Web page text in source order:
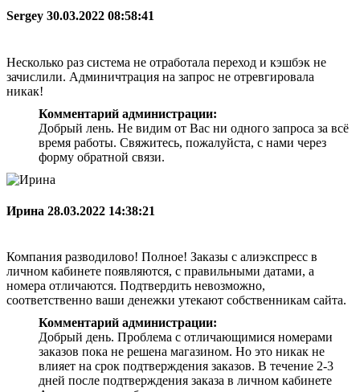
Sergey 30.03.2022 08:58:41
Несколько раз система не отработала переход и кэшбэк не
зачислили. Админичтрация на запрос не отревгировала
никак!
Комментарий администрации:
Добрый лень. Не видим от Вас ни одного запроса за всё
время работы. Свяжитесь, пожалуйста, с нами через
форму обратной связи.
Ирина 28.03.2022 14:38:21
Компания разводилово! Полное! Заказы с алиэкспресс в
личном кабинете появляются, с правильными датами, а
номера отличаются. Подтвердить невозможно,
соответственно ваши денежки утекают собственникам сайта.
Комментарий администрации:
Добрый день. Проблема с отличающимися номерами
заказов пока не решена магазином. Но это никак не
влияет на срок подтверждения заказов. В течение 2-3
дней после подтверждения заказа в личном кабинете